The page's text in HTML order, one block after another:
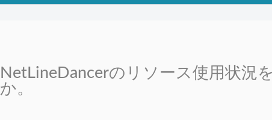
NetLineDancerのリソース使用状況
か。